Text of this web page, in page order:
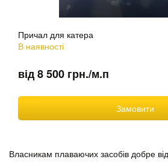
Причал для катера
В наявності
від 8 500 грн./м.п
Замовити
Власникам плаваючих засобів добре